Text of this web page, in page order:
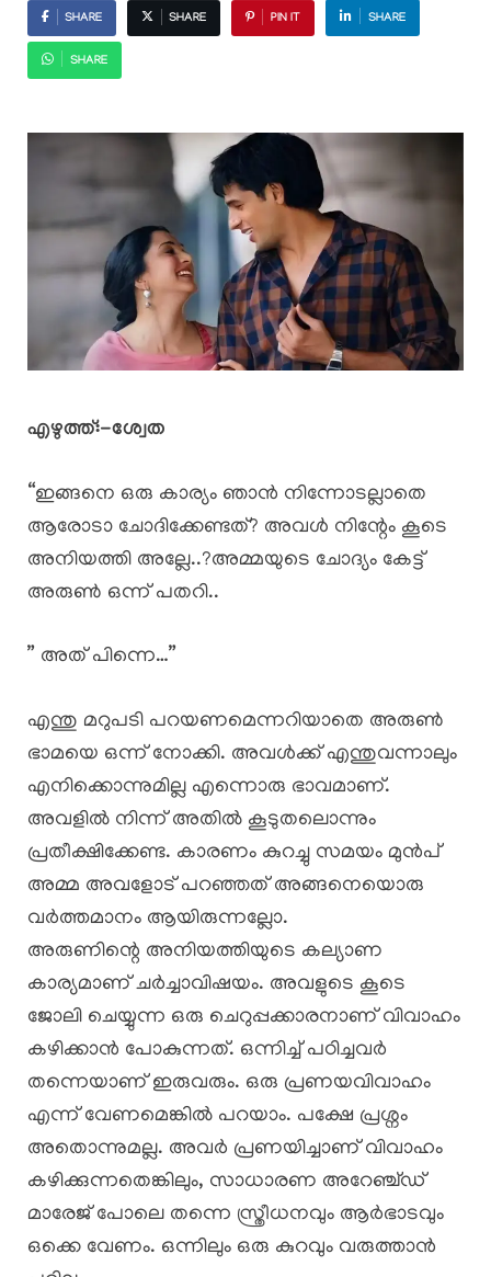
SHARE SHARE PIN IT SHARE
SHARE
എഴുത്ത്:-ശ്വേത
“ഇങ്ങനെ ഒരു കാര്യം ഞാൻ നിന്നോടല്ലാതെ
ആരോടാ ചോദിക്കേണ്ടത്? അവൾ നിന്റേം കൂടെ
അനിയത്തി അല്ലേ..?അമ്മയുടെ ചോദ്യം കേട്ട്
അരുൺ ഒന്ന് പതറി..
” അത് പിന്നെ…”
എന്തു മറുപടി പറയണമെന്നറിയാതെ അരുൺ
ഭാമയെ ഒന്ന് നോക്കി. അവൾക്ക് എന്തുവന്നാലും
എനിക്കൊന്നുമില്ല എന്നൊരു ഭാവമാണ്.
അവളിൽ നിന്ന് അതിൽ കൂടുതലൊന്നും
പ്രതീക്ഷിക്കേണ്ട. കാരണം കുറച്ചു സമയം മുൻപ്
അമ്മ അവളോട് പറഞ്ഞത് അങ്ങനെയൊരു
വർത്തമാനം ആയിരുന്നല്ലോ.
അരുണിന്റെ അനിയത്തിയുടെ കല്യാണ
കാര്യമാണ് ചർച്ചാവിഷയം. അവളുടെ കൂടെ
ജോലി ചെയ്യുന്ന ഒരു ചെറുപ്പക്കാരനാണ് വിവാഹം
കഴിക്കാൻ പോകുന്നത്. ഒന്നിച്ച് പഠിച്ചവർ
തന്നെയാണ് ഇരുവരും. ഒരു പ്രണയവിവാഹം
എന്ന് വേണമെങ്കിൽ പറയാം. പക്ഷേ പ്രശ്നം
അതൊന്നുമല്ല. അവർ പ്രണയിച്ചാണ് വിവാഹം
കഴിക്കുന്നതെങ്കിലും, സാധാരണ അറേഞ്ച്ഡ്
മാരേജ് പോലെ തന്നെ സ്ത്രീധനവും ആർഭാടവും
ഒക്കെ വേണം. ഒന്നിലും ഒരു കുറവും വരുത്താൻ